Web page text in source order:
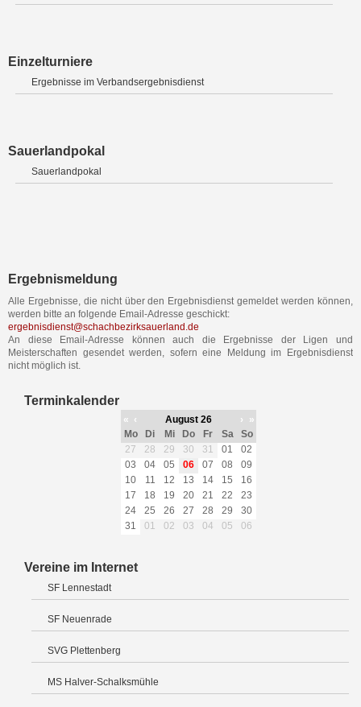
Einzelturniere
Ergebnisse im Verbandsergebnisdienst
Sauerlandpokal
Sauerlandpokal
Ergebnismeldung
Alle Ergebnisse, die nicht über den Ergebnisdienst gemeldet werden können,
werden bitte an folgende Email-Adresse geschickt:
ergebnisdienst@schachbezirksauerland.de
An diese Email-Adresse können auch die Ergebnisse der Ligen und
Meisterschaften gesendet werden, sofern eine Meldung im Ergebnisdienst
nicht möglich ist.
Terminkalender
« ‹ August 26 ›
»
Mo
Di Mi Do Fr Sa
So
27
28 29 30 31 01
02
03
04 05 06 07 08
09
10
11 12 13 14 15
16
17
18 19 20 21 22
23
24
25 26 27 28 29
30
31
01 02 03 04 05 06
Vereine im Internet
SF Lennestadt
SF Neuenrade
SVG Plettenberg
MS Halver-Schalksmühle